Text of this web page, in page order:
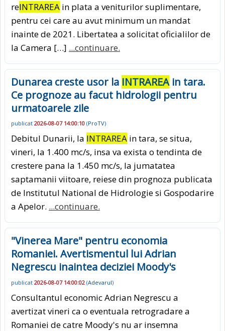
reINTRAREA in plata a veniturilor suplimentare,
pentru cei care au avut minimum un mandat
inainte de 2021. Libertatea a solicitat oficialilor de
la Camera […] ...continuare.
Dunarea creste usor la INTRAREAin tara.
Ce prognoze au facut hidrologii pentru
urmatoarele zile
publicat 2026-08-07 14:00:10 (ProTV)
Debitul Dunarii, la INTRAREA in tara, se situa,
vineri, la 1.400 mc/s, insa va exista o tendinta de
crestere pana la 1.450 mc/s, la jumatatea
saptamanii viitoare, reiese din prognoza publicata
de Institutul National de Hidrologie si Gospodarire
a Apelor. ...continuare.
"Vinerea Mare" pentru economia
Romaniei. Avertismentul lui Adrian
Negrescu inaintea deciziei Moody's
publicat 2026-08-07 14:00:02 (Adevarul)
Consultantul economic Adrian Negrescu a
avertizat vineri ca o eventuala retrogradare a
Romaniei de catre Moody's nu ar insemna